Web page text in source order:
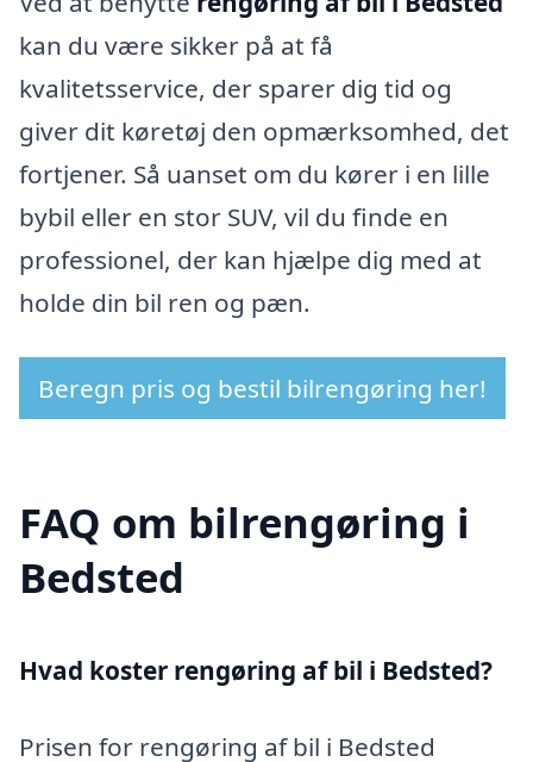
kan du være sikker på at få
kvalitetsservice, der sparer dig tid og
giver dit køretøj den opmærksomhed, det
fortjener. Så uanset om du kører i en lille
bybil eller en stor SUV, vil du finde en
professionel, der kan hjælpe dig med at
holde din bil ren og pæn.
Beregn pris og bestil bilrengøring her!
FAQ om bilrengøring i
Bedsted
Hvad koster rengøring af bil i Bedsted?
Prisen for rengøring af bil i Bedsted